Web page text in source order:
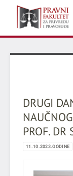
DRUGI
PROF. DR
11.10.2023.GODINE